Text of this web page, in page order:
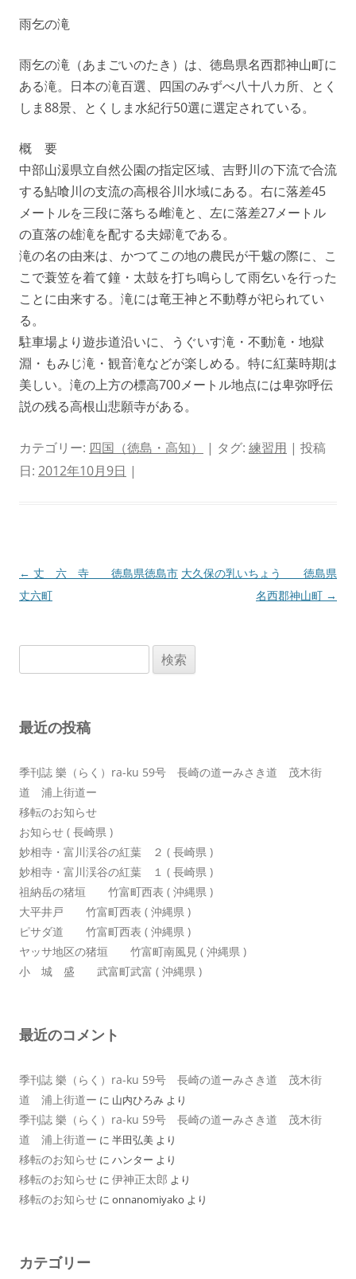
雨乞の滝
雨乞の滝（あまごいのたき）は、徳島県名西郡神山町に
ある滝。日本の滝百選、四国のみずべ八十八カ所、とく
しま88景、とくしま水紀行50選に選定されている。
概 要
中部山湲県立自然公園の指定区域、吉野川の下流で合流
する鮎喰川の支流の高根谷川水域にある。右に落差45
メートルを三段に落ちる雌滝と、左に落差27メートル
の直落の雄滝を配する夫婦滝である。
滝の名の由来は、かつてこの地の農民が干魃の際に、こ
こで蓑笠を着て鐘・太鼓を打ち鳴らして雨乞いを行った
ことに由来する。滝には竜王神と不動尊が祀られてい
る。
駐車場より遊歩道沿いに、うぐいす滝・不動滝・地獄
淵・もみじ滝・観音滝などが楽しめる。特に紅葉時期は
美しい。滝の上方の標高700メートル地点には卑弥呼伝
説の残る高根山悲願寺がある。
カテゴリー: 四国（徳島・高知） | タグ: 練習用 | 投稿
日: 2012年10月9日 |
投
稿
ョ
← 丈 六 寺 徳島県徳島市
丈六町
大久保の乳いちょう 徳島県
名西郡神山町 →
索:
最近の投稿
季刊誌 樂（らく）ra-ku 59号 長崎の道ーみさき道 茂木街
道 浦上街道ー
移転のお知らせ
お知らせ ( 長崎県 )
妙相寺・富川渓谷の紅葉 ２ ( 長崎県 )
妙相寺・富川渓谷の紅葉 １ ( 長崎県 )
祖納岳の猪垣 竹富町西表 ( 沖縄県 )
大平井戸 竹富町西表 ( 沖縄県 )
ピサダ道 竹富町西表 ( 沖縄県 )
ヤッサ地区の猪垣 竹富町南風見 ( 沖縄県 )
小 城 盛 武富町武富 ( 沖縄県 )
最近のコメント
季刊誌 樂（らく）ra-ku 59号 長崎の道ーみさき道 茂木街
道 浦上街道ー に 山内ひろみ より
季刊誌 樂（らく）ra-ku 59号 長崎の道ーみさき道 茂木街
道 浦上街道ー に 半田弘美 より
移転のお知らせ に ハンター より
移転のお知らせ に 伊神正太郎 より
移転のお知らせ に onnanomiyako より
カテゴリー